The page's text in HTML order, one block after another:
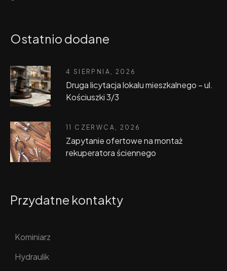
Ostatnio dodane
4 SIERPNIA, 2026
Druga licytacja lokalu mieszkalnego – ul.
Kościuszki 3/3
11 CZERWCA, 2026
Zapytanie ofertowe na montaż
rekuperatora ściennego
Przydatne kontakty
Kominiarz
Hydraulik